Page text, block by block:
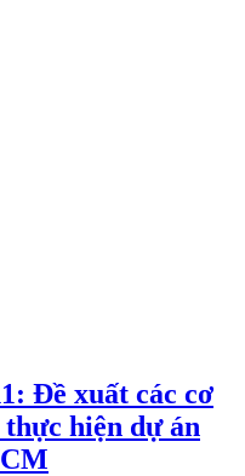
Đề xuất các cơ
hiện dự án